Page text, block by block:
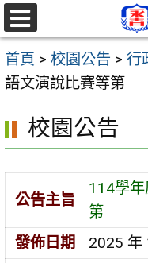
跳
至
主
要
區
選
單
首頁 > 校園公告 > 行
語文演說比賽等第
校園公告
公告主旨
114學
第
發佈日期
2025 年